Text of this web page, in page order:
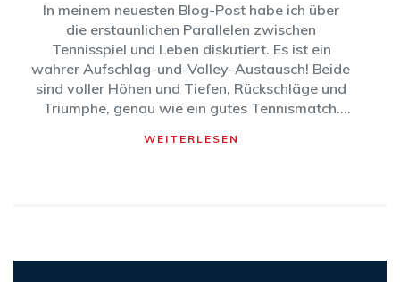
In meinem neuesten Blog-Post habe ich über
die erstaunlichen Parallelen zwischen
Tennisspiel und Leben diskutiert. Es ist ein
wahrer Aufschlag-und-Volley-Austausch! Beide
sind voller Höhen und Tiefen, Rückschläge und
Triumphe, genau wie ein gutes Tennismatch.
das Spiel zu gewinnen - ähnlich wie im Leben.
WEITERLESEN